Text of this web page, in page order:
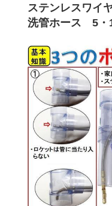
ステンレスワイ
洗管ホース 5・